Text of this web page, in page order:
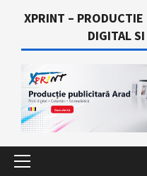
XPRINT –
DIGITAL
Primary